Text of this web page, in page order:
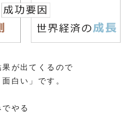
が出てくるので
白い」です。
やる